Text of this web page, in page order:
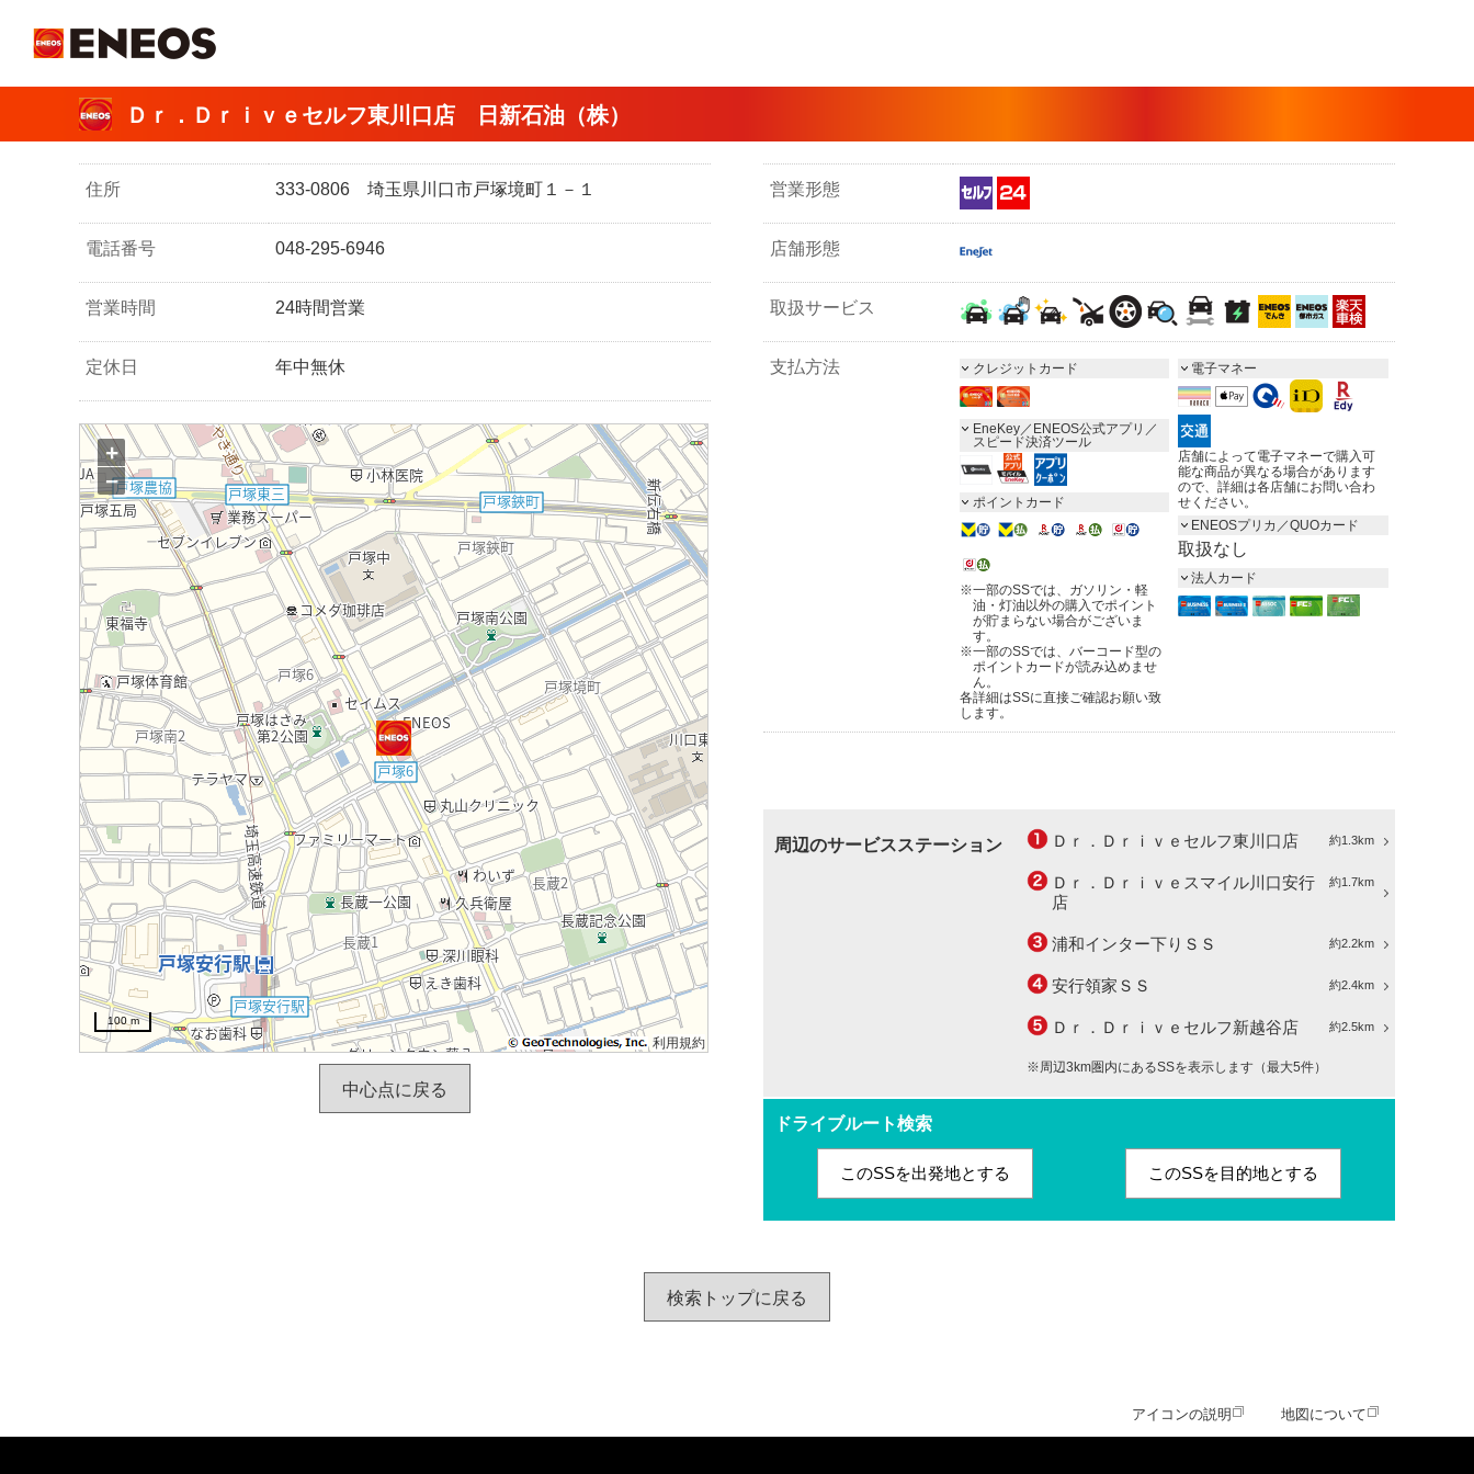
Ｄｒ．Ｄｒｉｖｅセルフ東川口店 日新石油（株）
住所 333-0806 埼玉県川口市戸塚境町１－１
電話番号 048-295-6946
営業時間 24時間営業
定休日 年中無休
利用規約
+
−
100 m
中心点に戻る
営業形態
店舗形態
取扱サービス
支払方法 クレジットカード
EneKey／ENEOS公式アプリ／
スピード決済ツール
ポイントカード
※一部のSSでは、ガソリン・軽
油・灯油以外の購入でポイント
が貯まらない場合がございま
す。
※一部のSSでは、バーコード型の
ポイントカードが読み込めませ
ん。
各詳細はSSに直接ご確認お願い致
します。
電子マネー
店舗によって電子マネーで購入可
能な商品が異なる場合があります
ので、詳細は各店舗にお問い合わ
せください。
ENEOSプリカ／QUOカード
取扱なし
法人カード
周辺のサービスステーション 約1.3km
Ｄｒ．Ｄｒｉｖｅセルフ東川口店
約1.7km
Ｄｒ．Ｄｒｉｖｅスマイル川口安行
店
約2.2km
浦和インター下りＳＳ
約2.4km
安行領家ＳＳ
約2.5km
Ｄｒ．Ｄｒｉｖｅセルフ新越谷店
※周辺3km圏内にあるSSを表示します（最大5件）
ドライブルート検索
このSSを出発地とする このSSを目的地とする
検索トップに戻る
アイコンの説明 地図について